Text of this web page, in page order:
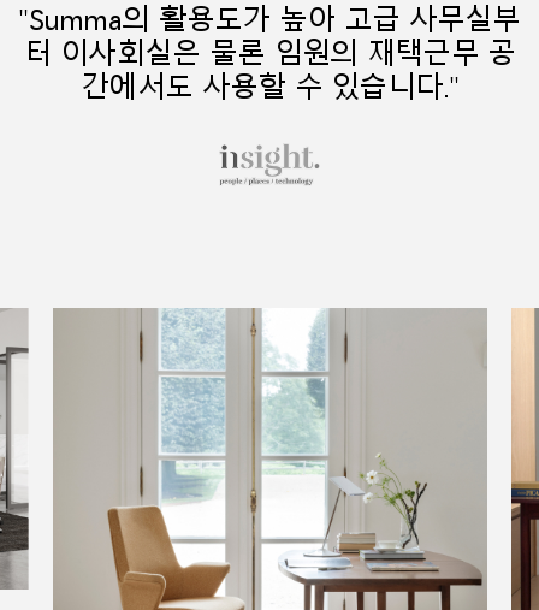
"Summa의 활용도가 높아 고급 사무실부
터 이사회실은 물론 임원의 재택근무 공
간에서도 사용할 수 있습니다."